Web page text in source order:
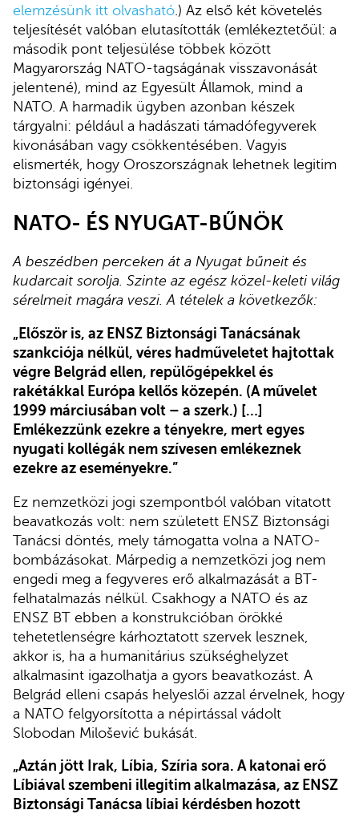
elemzésünk itt olvasható .) Az első két követelés
teljesítését valóban elutasították (emlékeztetőül: a
második pont teljesülése többek között
Magyarország NATO-tagságának visszavonását
jelentené), mind az Egyesült Államok, mind a
NATO. A harmadik ügyben azonban készek
tárgyalni: például a hadászati támadófegyverek
kivonásában vagy csökkentésében. Vagyis
elismerték, hogy Oroszországnak lehetnek legitim
biztonsági igényei.
NATO- ÉS NYUGAT-BŰNÖK
A beszédben perceken át a Nyugat bűneit és
kudarcait sorolja. Szinte az egész közel-keleti világ
sérelmeit magára veszi. A tételek a következők:
„Először is, az ENSZ Biztonsági Tanácsának
szankciója nélkül, véres hadműveletet hajtottak
végre Belgrád ellen, repülőgépekkel és
rakétákkal Európa kellős közepén. (A művelet
1999 márciusában volt – a szerk.) […]
Emlékezzünk ezekre a tényekre, mert egyes
nyugati kollégák nem szívesen emlékeznek
ezekre az eseményekre.”
Ez nemzetközi jogi szempontból valóban vitatott
beavatkozás volt: nem született ENSZ Biztonsági
Tanácsi döntés, mely támogatta volna a NATO-
bombázásokat. Márpedig a nemzetközi jog nem
engedi meg a fegyveres erő alkalmazását a BT-
felhatalmazás nélkül. Csakhogy a NATO és az
ENSZ BT ebben a konstrukcióban örökké
tehetetlenségre kárhoztatott szervek lesznek,
akkor is, ha a humanitárius szükséghelyzet
alkalmasint igazolhatja a gyors beavatkozást. A
Belgrád elleni csapás helyeslői azzal érvelnek, hogy
a NATO felgyorsította a népirtással vádolt
Slobodan Milošević bukását.
„Aztán jött Irak, Líbia, Szíria sora. A katonai erő
Líbiával szembeni illegitim alkalmazása, az ENSZ
Biztonsági Tanácsa líbiai kérdésben hozott